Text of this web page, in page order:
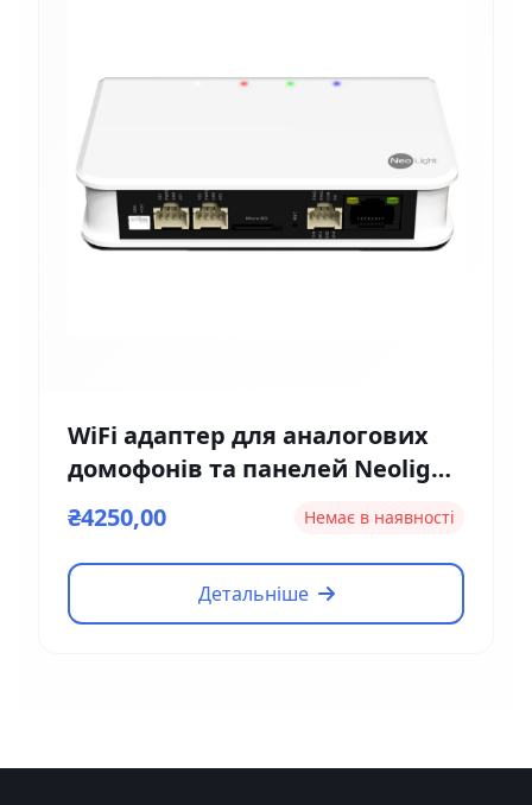
WiFi адаптер для аналогових
домофонів та панелей Neolight
NeoBox Pro
₴4250,00 Немає в наявності
Детальніше